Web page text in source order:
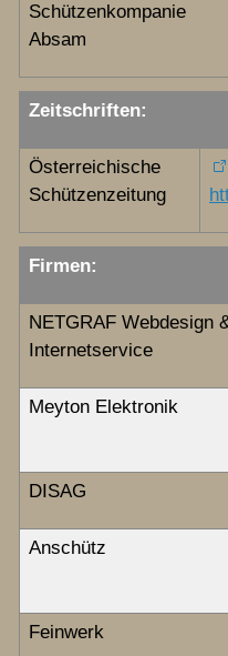
Schützenkompanie
Absam
Zeitschriften:
Österreichische
Schützenzeitung
Firmen:
NETGRAF Webdesign
Internetservice
Meyton Elektronik
DISAG
Anschütz
Feinwerk